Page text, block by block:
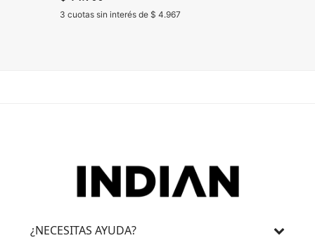
3 cuotas sin interés de $ 4.967
¿NECESITAS AYUDA?